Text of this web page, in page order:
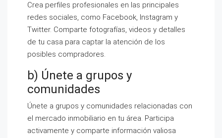
Crea perfiles profesionales en las principales
redes sociales, como Facebook, Instagram y
Twitter. Comparte fotografías, videos y detalles
de tu casa para captar la atención de los
posibles compradores.
b) Únete a grupos y
comunidades
Únete a grupos y comunidades relacionadas con
el mercado inmobiliario en tu área. Participa
activamente y comparte información valiosa